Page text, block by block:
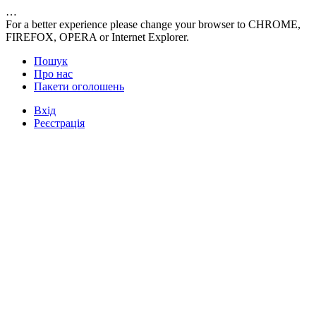
…
For a better experience please change your browser to CHROME,
FIREFOX, OPERA or Internet Explorer.
Пошук
Про нас
Пакети оголошень
Вхід
Реєстрація